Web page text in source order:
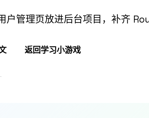
户管理页放进后台项目，补齐
返回学习小游戏